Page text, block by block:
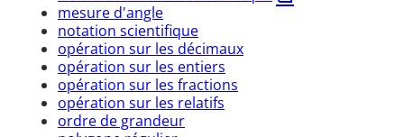
mesure d'angle
notation scientifique
opération sur les décimaux
opération sur les entiers
opération sur les fractions
opération sur les relatifs
ordre de grandeur